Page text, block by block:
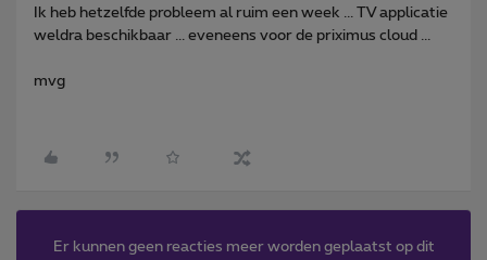
Ik heb hetzelfde probleem al ruim een week ... TV applicatie
weldra beschikbaar ... eveneens voor de priximus cloud ...
mvg
Er kunnen geen reacties meer worden geplaatst op dit